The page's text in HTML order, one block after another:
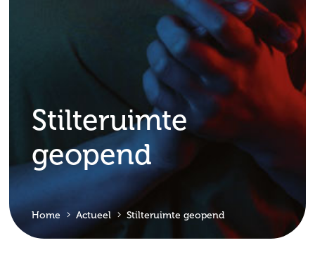
Stilteruimte
geopend
Home Actueel Stilteruimte geopend